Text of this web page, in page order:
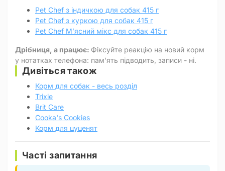
Pet Chef з індичкою для собак 415 г
Pet Chef з куркою для собак 415 г
Pet Chef М’ясний мікс для собак 415 г
Дрібниця, а працює: Фіксуйте реакцію на новий корм
у нотатках телефона: пам'ять підводить, записи - ні.
Дивіться також
Корм для собак - весь розділ
Trixie
Brit Care
Cooka's Cookies
Корм для цуценят
Часті запитання